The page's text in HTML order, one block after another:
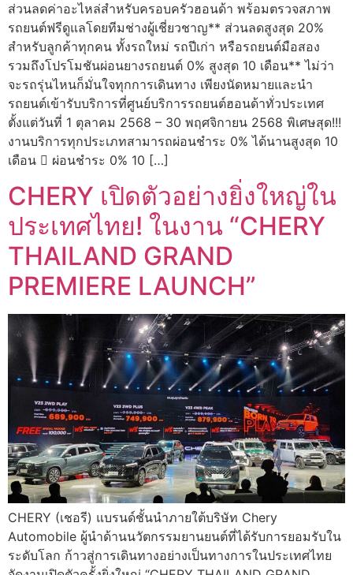
ส่วนลดค่าอะไหล่สำหรับครอบครัวฮอนด้า พร้อมตรวจสภาพ
รถยนต์ฟรีดูแลโดยทีมช่างผู้เชี่ยวชาญ** ส่วนลดสูงสุด 20%
สำหรับลูกค้าทุกคน ทั้งรถใหม่ รถปีเก่า หรือรถยนต์มือสอง
รวมถึงโปรโมชันผ่อนยางรถยนต์ 0% สูงสุด 10 เดือน** ไม่ว่า
จะรถรุ่นไหนก็มั่นใจทุกการเดินทาง เพียงนัดหมายและนำ
รถยนต์เข้ารับบริการที่ศูนย์บริการรถยนต์ฮอนด้าทั่วประเทศ
ตั้งแต่วันที่ 1 ตุลาคม 2568 – 30 พฤศจิกายน 2568 พิเศษสุด!!!
งานบริการทุกประเภทสามารถผ่อนชำระ 0% ได้นานสูงสุด 10
เดือน  ผ่อนชำระ 0% 10 […]
CHERY เปิดตัวอย่างยิ่งใหญ่ใน
ประเทศไทย! ในงาน “CHERY
THAILAND GRAND
PREMIERE LAUNCH”
CHERY (เชอรี) แบรนด์ชั้นนำภายใต้บริษัท Chery
Automobile ผู้นำด้านนวัตกรรมยานยนต์ที่ได้รับการยอมรับใน
ระดับโลก ก้าวสู่การเดินทางอย่างเป็นทางการในประเทศไทย